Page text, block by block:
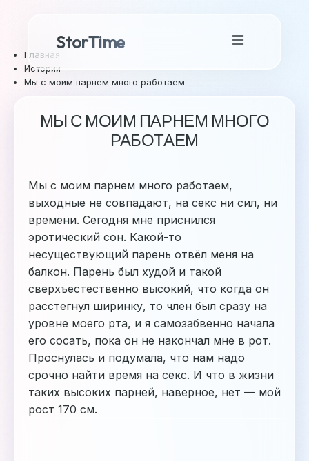
StorTime
Главная
Истории
Мы с моим парнем много работаем
МЫ С МОИМ ПАРНЕМ МНОГО
РАБОТАЕМ
Мы с моим парнем много работаем,
выходные не совпадают, на секс ни сил, ни
времени. Сегодня мне приснился
эротический сон. Какой-то
несуществующий парень отвёл меня на
балкон. Парень был худой и такой
сверхъестественно высокий, что когда он
расстегнул ширинку, то член был сразу на
уровне моего рта, и я самозабвенно начала
его сосать, пока он не накончал мне в рот.
Проснулась и подумала, что нам надо
срочно найти время на секс. И что в жизни
таких высоких парней, наверное, нет — мой
рост 170 см.